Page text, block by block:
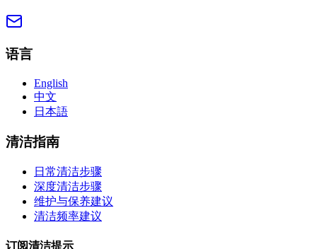
语言
English
中文
日本語
清洁指南
日常清洁步骤
深度清洁步骤
维护与保养建议
清洁频率建议
订阅清洁提示